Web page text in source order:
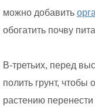
можно добавить
обогатить почву
В-третьих, перед
полить грунт,
растению